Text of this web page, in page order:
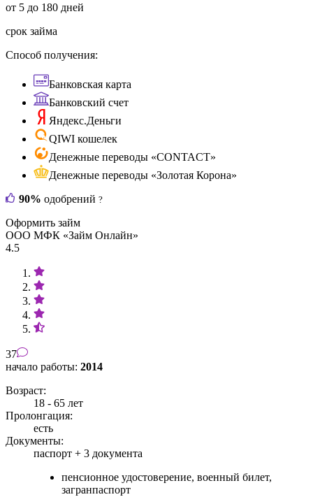
от 5 до 180 дней
срок займа
Способ получения:
Банковская карта
Банковский счет
Яндекс.Деньги
QIWI кошелек
Денежные переводы «CONTACT»
Денежные переводы «Золотая Корона»
90% одобрений ?
Оформить займ
ООО МФК «Займ Онлайн»
4.5
37
начало работы: 2014
Возраст:
18 - 65 лет
Пролонгация:
есть
Документы:
паспорт + 3 документа
пенсионное удостоверение, военный билет,
загранпаспорт